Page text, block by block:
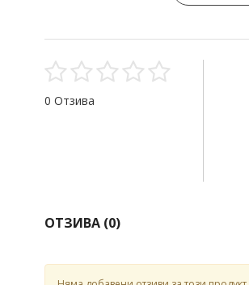
0 Отзива
ОТЗИВА (0)